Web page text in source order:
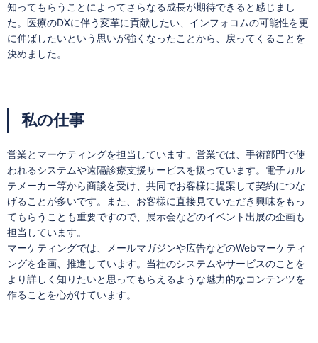
知ってもらうことによってさらなる成長が期待できると感じまし
た。医療のDXに伴う変革に貢献したい、インフォコムの可能性を更
に伸ばしたいという思いが強くなったことから、戻ってくることを
決めました。
私の仕事
営業とマーケティングを担当しています。営業では、手術部門で使
われるシステムや遠隔診療支援サービスを扱っています。電子カル
テメーカー等から商談を受け、共同でお客様に提案して契約につな
げることが多いです。また、お客様に直接見ていただき興味をもっ
てもらうことも重要ですので、展示会などのイベント出展の企画も
担当しています。
マーケティングでは、メールマガジンや広告などのWebマーケティ
ングを企画、推進しています。当社のシステムやサービスのことを
より詳しく知りたいと思ってもらえるような魅力的なコンテンツを
作ることを心がけています。